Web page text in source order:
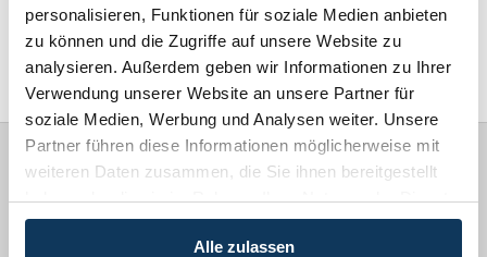
personalisieren, Funktionen für soziale Medien anbieten
zu können und die Zugriffe auf unsere Website zu
analysieren. Außerdem geben wir Informationen zu Ihrer
Verwendung unserer Website an unsere Partner für
soziale Medien, Werbung und Analysen weiter. Unsere
Partner führen diese Informationen möglicherweise mit
weiteren Daten zusammen, die Sie ihnen bereitgestellt
haben oder die sie im Rahmen Ihrer Nutzung der Dienste
gesammelt haben.
Alle zulassen
Check dein Recht/Erbrecht
Schenkung von Immobilien
Checklisten: Haus-, Wohnungs- und
Grundstückkauf
Checkliste: Immobilienertragssteuer
Checkliste: Mietvertrag
Checkliste: GmbH-Gründung
Checkliste: Gewerbeanm. durch jur.
Person
Sonstiges (478)
PICCOLRUAZ & MÜLLER